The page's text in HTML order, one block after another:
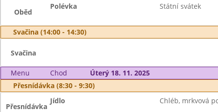
Oběd
Polévka Státní svátek
Svačina (14:00 - 14:30)
Svačina
Menu Chod
Úterý 18. 11. 2025
Přesnídávka (8:30 - 9:30)
Přesnídávka
Jídlo Chléb, mrkvová